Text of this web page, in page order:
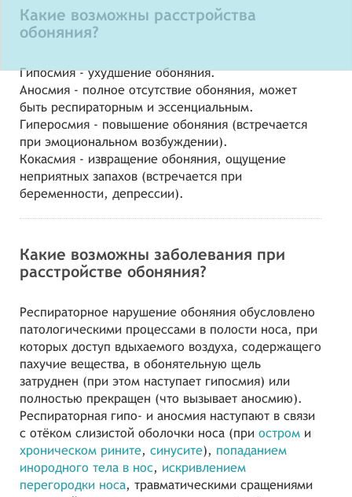
Какие возможны расстройства
обоняния?
Гипосмия - ухудшение обоняния.
Аносмия - полное отсутствие обоняния, может
быть респираторным и эссенциальным.
Гиперосмия - повышение обоняния (встречается
при эмоциональном возбуждении).
Кокасмия - извращение обоняния, ощущение
неприятных запахов (встречается при
беременности, депрессии).
Какие возможны заболевания при
расстройстве обоняния?
Респираторное нарушение обоняния обусловлено
патологическими процессами в полости носа, при
которых доступ вдыхаемого воздуха, содержащего
пахучие вещества, в обонятельную щель
затруднен (при этом наступает гипосмия) или
полностью прекращен (что вызывает аносмию).
Респираторная гипо- и аносмия наступают в связи
с отёком слизистой оболочки носа (при остром и
хроническом рините, синусите), попаданием
инородного тела в нос, искривлением
перегородки носа, травматическими сращениями